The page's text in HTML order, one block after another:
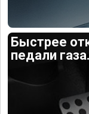
Быстрее
педали газа.